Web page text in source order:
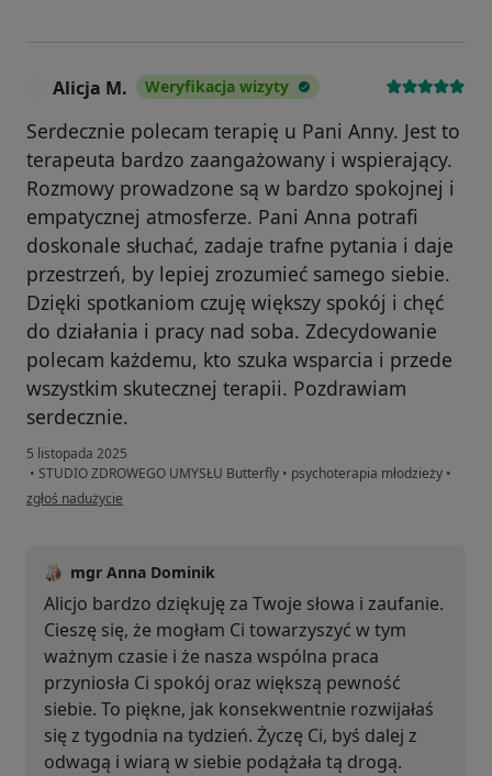
Alicja M. Weryfikacja wizyty
Serdecznie polecam terapię u Pani Anny. Jest to
terapeuta bardzo zaangażowany i wspierający.
Rozmowy prowadzone są w bardzo spokojnej i
empatycznej atmosferze. Pani Anna potrafi
doskonale słuchać, zadaje trafne pytania i daje
przestrzeń, by lepiej zrozumieć samego siebie.
Dzięki spotkaniom czuję większy spokój i chęć
do działania i pracy nad soba. Zdecydowanie
polecam każdemu, kto szuka wsparcia i przede
wszystkim skutecznej terapii. Pozdrawiam
serdecznie.
5 listopada 2025
• STUDIO ZDROWEGO UMYSŁU Butterfly • psychoterapia młodzieży •
w opinii użytkownika Alicja M.
zgłoś nadużycie
mgr Anna Dominik
Alicjo bardzo dziękuję za Twoje słowa i zaufanie.
Cieszę się, że mogłam Ci towarzyszyć w tym
ważnym czasie i że nasza wspólna praca
przyniosła Ci spokój oraz większą pewność
siebie. To piękne, jak konsekwentnie rozwijałaś
się z tygodnia na tydzień. Życzę Ci, byś dalej z
odwagą i wiarą w siebie podążała tą drogą.